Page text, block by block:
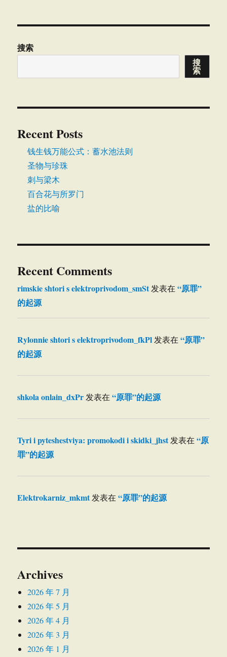
搜索
搜
索
Recent Posts
钱生钱万能公式：蓄水池法则
圣物与珍珠
刺与梁木
百合花与所罗门
盐的比喻
Recent Comments
rimskie shtori s elektroprivodom_smSt发表在“原罪”
的起源
Rylonnie shtori s elektroprivodom_fkPl 发表在“原罪”
的起源
shkola onlain_dxPr 发表在“原罪”的起源
Tyri i pyteshestviya: promokodi i skidki_jhst发表在“原
罪”的起源
Elektrokarniz_mkmt发表在“原罪”的起源
Archives
2026 年 7 月
2026 年 5 月
2026 年 4 月
2026 年 3 月
2026 年 1 月